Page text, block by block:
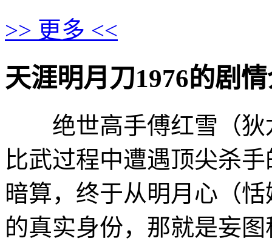
>> 更多 <<
天涯明月刀1976的剧情
绝世高手傅红雪（狄
比武过程中遭遇顶尖杀
暗算，终于从明月心（
的真实身份，那就是妄